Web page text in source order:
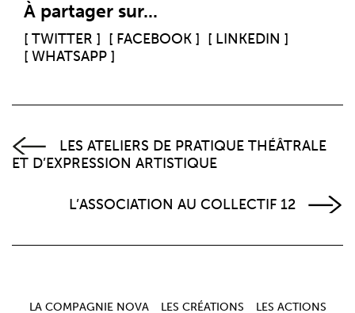
À partager sur...
[ TWITTER ] [ FACEBOOK ] [ LINKEDIN ]
[ WHATSAPP ]
LES ATELIERS DE PRATIQUE THÉÂTRALE
ET D’EXPRESSION ARTISTIQUE
L’ASSOCIATION AU COLLECTIF 12
LA COMPAGNIE NOVA LES CRÉATIONS LES ACTIONS